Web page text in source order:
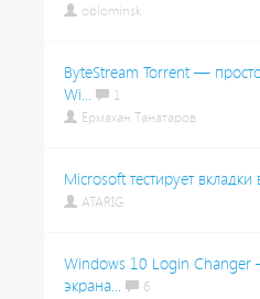
oblominsk
ByteStream Torrent —
Wi...
1
Ермахан Танатаров
Microsoft тестирует вкладки
ATARIG
Windows 10 Login
экрана...
6